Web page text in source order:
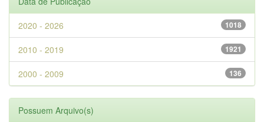
1018
2020 - 2026
1921
2010 - 2019
136
2000 - 2009
Possuem Arquivo(s)